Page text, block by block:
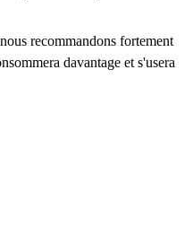
recommandons fortement
davantage et s'usera